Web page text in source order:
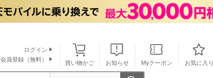
買い物かご お知らせ Myクーポン お気に入り
ログイン
員登録（無料）